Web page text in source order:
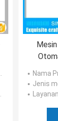
:
Nama
Jenis